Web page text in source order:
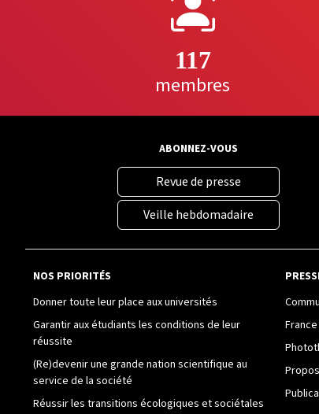
117
membres
ABONNEZ-VOUS
Revue de presse
Veille hebdomadaire
NOS PRIORITÉS
Donner toute leur place aux universités
Garantir aux étudiants les conditions de leur
réussite
(Re)devenir une grande nation scientifique au
service de la société
Réussir les transitions écologiques et sociétales